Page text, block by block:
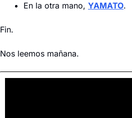
En la otra mano, YAMATO.
Fin.
Nos leemos mañana.